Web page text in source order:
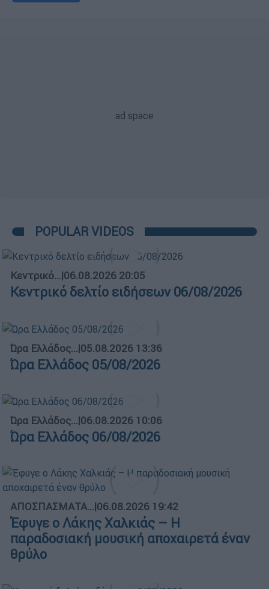
POPULAR VIDEOS
Κεντρικό...|06.08.2026 20:05
Κεντρικό δελτίο ειδήσεων 06/08/2026
Ώρα Ελλάδος...|05.08.2026 13:36
Ώρα Ελλάδος 05/08/2026
Ώρα Ελλάδος...|06.08.2026 10:06
Ώρα Ελλάδος 06/08/2026
ΑΠΟΣΠΑΣΜΑΤΑ...|06.08.2026 19:42
Έφυγε ο Λάκης Χαλκιάς – Η
παραδοσιακή μουσική αποχαιρετά έναν
θρύλο